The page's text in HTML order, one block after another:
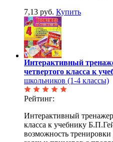
7,13 руб. Купить
Интерактивный
четвертого класса к
школьников (1-4 классы)
Рейтинг:
Интерактивный
класса к учебнику
возможность